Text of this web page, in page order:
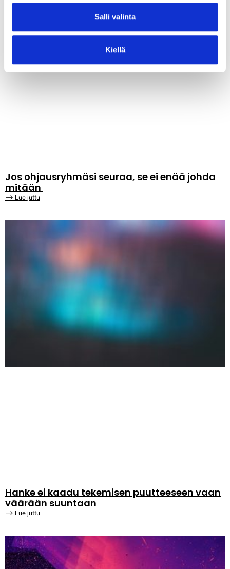
Salli valinta
Kiellä
Jos ohjausryhmäsi seuraa, se ei enää johda
mitään
⟶ Lue juttu
Hanke ei kaadu tekemisen puutteeseen vaan
väärään suuntaan
⟶ Lue juttu